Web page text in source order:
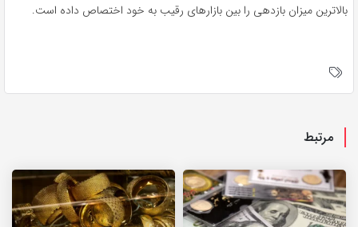
بالاترین میزان بازدهی را بین بازارهای رقیب به خود اختصاص داده است.
مرتبط